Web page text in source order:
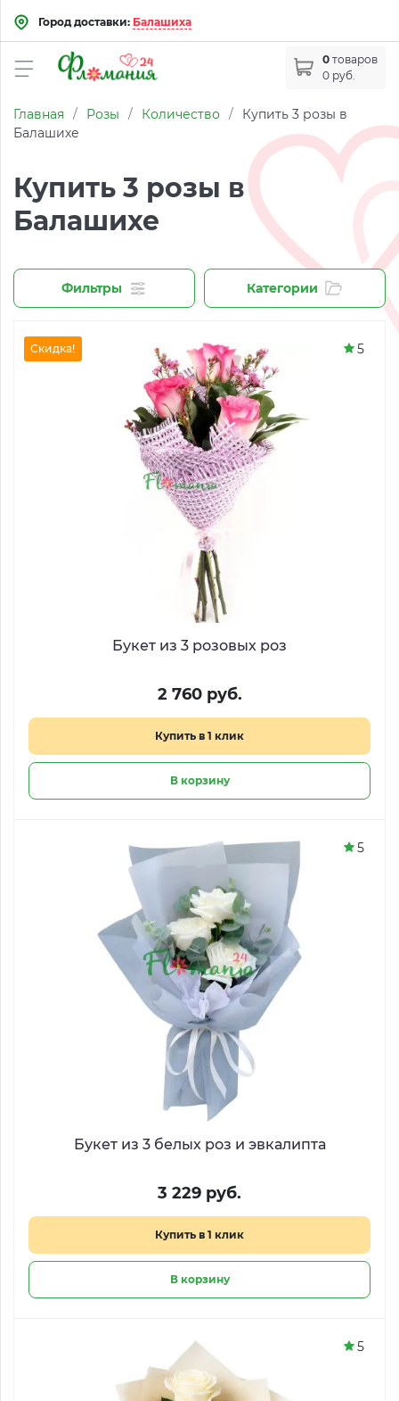
Город доставки: Балашиха
0 товаров
0 руб.
Главная / Розы / Количество /
Купить 3 розы в
Балашихе
Купить 3 розы в
Балашихе
Фильтры Категории
Букет из 3 розовых роз
2 760 руб.
Купить в 1 клик
В корзину
Скидка! 5
Букет из 3 белых роз и эвкалипта
3 229 руб.
Купить в 1 клик
В корзину
5
5